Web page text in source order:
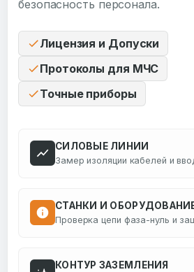
безопасность персонала.
Лицензия и Допуски
Протоколы для МЧС
Точные приборы
СИЛОВЫЕ ЛИНИИ
Замер изоляции кабелей и
СТАНКИ И
Проверка цепи фаза-нуль и
КОНТУР ЗАЗЕМЛЕНИЯ